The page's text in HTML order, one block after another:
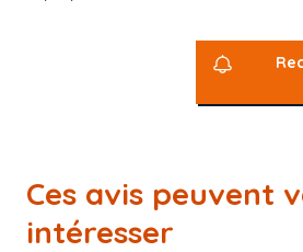
Ces avis peuvent
intéresser